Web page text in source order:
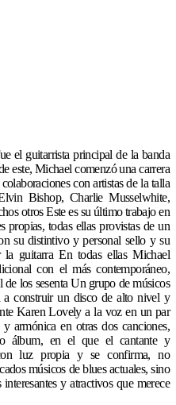
el guitarrista principal de la banda
este, Michael comenzó una carrera
con artistas de la talla
Bishop, Charlie Musselwhite,
otros Este es su último trabajo en
propias, todas ellas provistas de un
su distintivo y personal sello y su
la guitarra En todas ellas Michael
con el más contemporáneo,
los sesenta Un grupo de músicos
a construir un disco de alto nivel y
Karen Lovely a la voz en un par
armónica en otras dos canciones,
álbum, en el que el cantante y
luz propia y se confirma, no
músicos de blues actuales, sino
y atractivos que merece